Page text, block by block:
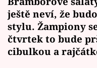
ještě neví, že
stylu. Žampiony
čtvrtek to bude
cibulkou a